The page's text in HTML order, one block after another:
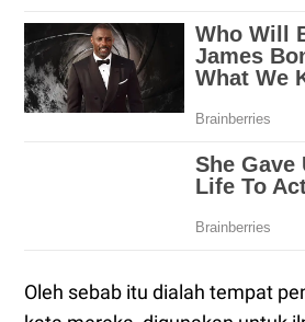
Oleh sebab itu dialah tempat